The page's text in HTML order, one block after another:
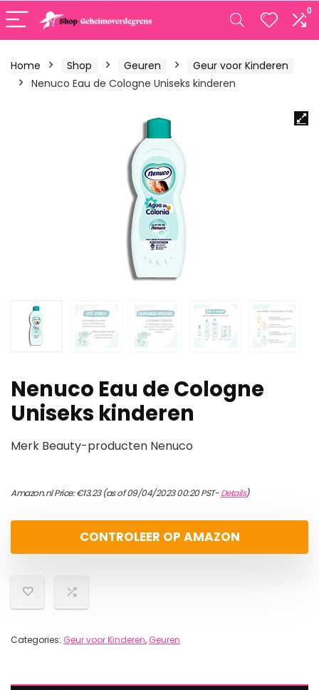
0
Home Shop Geuren
Geur voor Kinderen
Nenuco Eau de Cologne Uniseks kinderen
Nenuco Eau de Cologne
Uniseks kinderen
Merk Beauty-producten Nenuco
Amazon.nl Price:€13.23(as of 09/04/2023 00:20 PST-Details)
CONTROLEER OP AMAZON
Categories: Geur voor Kinderen, Geuren